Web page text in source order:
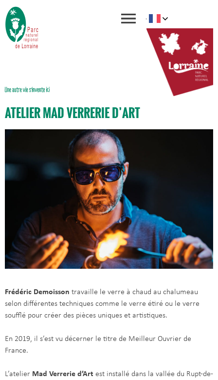
ATELIER MAD VERRERIE D’ART
Frédéric Demoisson travaille le verre à chaud au chalumeau
selon différentes techniques comme le verre étiré ou le verre
soufflé pour créer des pièces uniques et artistiques.
En 2019, il s’est vu décerner le titre de Meilleur Ouvrier de
France.
L’atelier Mad Verrerie d’Art est installé dans la vallée du Rupt-de-